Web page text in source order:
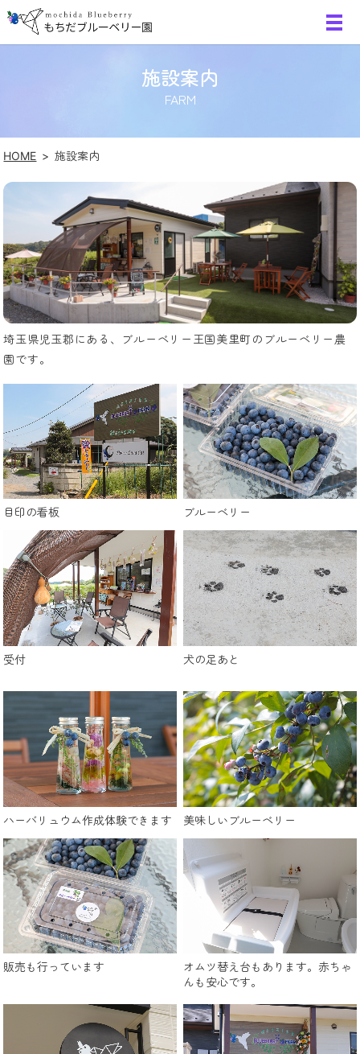
施設案内
FARM
HOME 施設案内
埼玉県児玉郡にある、ブルーベリー王国美里町のブルーベリー農
園です。
目印の看板 ブルーベリー
受付 犬の足あと
ハーバリュウム作成体験できます 美味しいブルーベリー
販売も行っています
オムツ替え台もあります。赤ちゃ
んも安心です。